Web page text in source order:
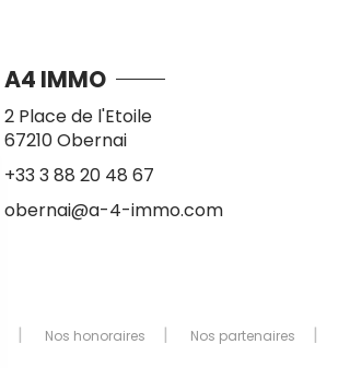
A4 IMMO
2 Place de l'Etoile
67210Obernai
+33 3 88 20 48 67
obernai@a-4-immo.com
Nos honoraires Nos partenaires